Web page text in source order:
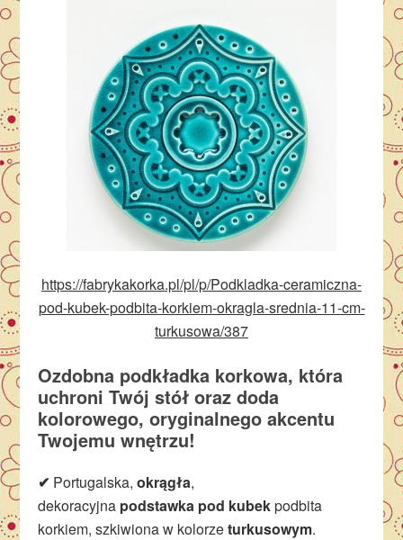
https://fabrykakorka.pl/pl/p/Podkladka-ceramiczna-
pod-kubek-podbita-korkiem-okragla-srednia-11-cm-
turkusowa/387
Ozdobna podkładka korkowa, która
uchroni Twój stół oraz doda
kolorowego, oryginalnego akcentu
Twojemu wnętrzu!
✔ Portugalska,okrągła,
dekoracyjna podstawka pod kubekpodbita
korkiem, szkiwiona w kolorzeturkusowym.